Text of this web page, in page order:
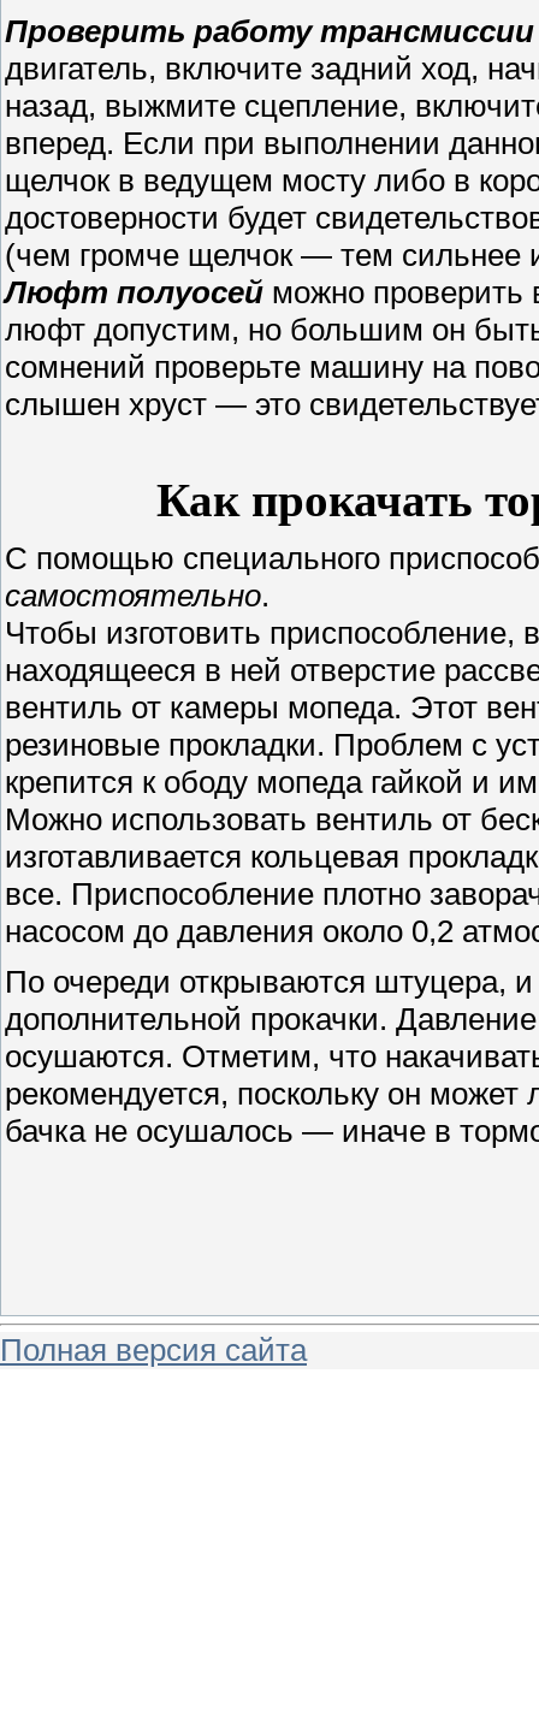
Проверить работу трансмиссии
двигатель, включите задний ход,
назад, выжмите сцепление,
вперед. Если при выполнении
щелчок в ведущем мосту либо в
достоверности будет
(чем громче щелчок — тем сильнее
Люфт полуосей можно
люфт допустим, но большим он
сомнений проверьте машину на
слышен хруст — это
Как прокачать
С помощью специального
самостоятельно.
Чтобы изготовить
находящееся в ней отверстие
вентиль от камеры мопеда. Этот
резиновые прокладки. Проблем с
крепится к ободу мопеда гайкой и
Можно использовать вентиль от
изготавливается кольцевая
все. Приспособление плотно
насосом до давления около 0,2
По очереди открываются штуцера, и
дополнительной прокачки.
осушаются. Отметим, что
рекомендуется, поскольку он
бачка не осушалось — иначе в
Полная версия сайта